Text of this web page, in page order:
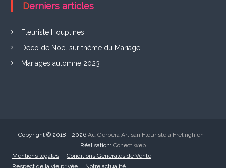
Derniers articles
Fleuriste Houplines
Deco de Noël sur thème du Mariage
Mariages automne 2023
Copyright © 2018 - 2026 Au Gerbera Artisan Fleuriste à Frelinghien -
Réalisation: Conectiweb
Mentions légales
Conditions Générales de Vente